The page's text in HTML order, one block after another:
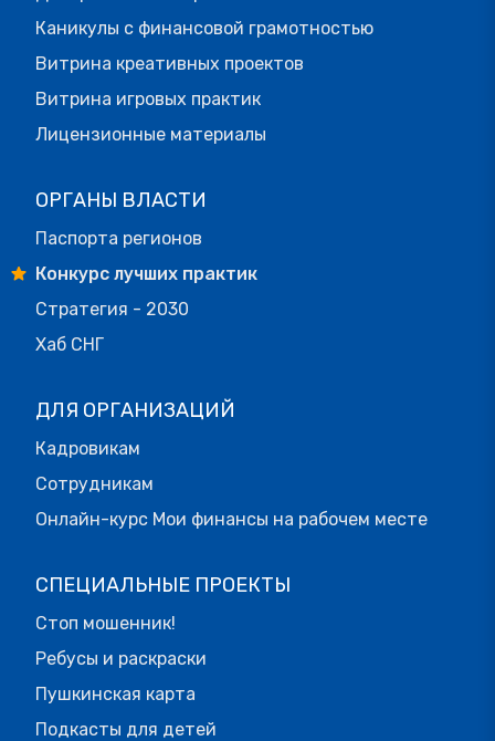
Каникулы с финансовой грамотностью
Витрина креативных проектов
Витрина игровых практик
Лицензионные материалы
ОРГАНЫ ВЛАСТИ
Паспорта регионов
Конкурс лучших практик
Стратегия - 2030
Хаб СНГ
ДЛЯ ОРГАНИЗАЦИЙ
Кадровикам
Сотрудникам
Онлайн-курс Мои финансы на рабочем месте
СПЕЦИАЛЬНЫЕ ПРОЕКТЫ
Стоп мошенник!
Ребусы и раскраски
Пушкинская карта
Подкасты для детей